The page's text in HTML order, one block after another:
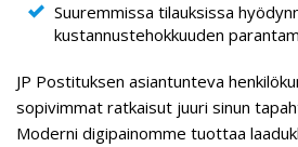
Suuremmissa tilauksissa
kustannustehokkuuden
JP Postituksen asiantunteva
sopivimmat ratkaisut juuri sinun
Moderni digipainomme tuottaa